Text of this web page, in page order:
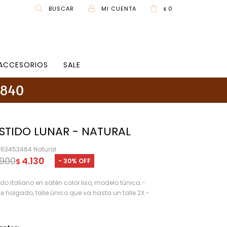
SALE
$ 0
LUNAR - NATURAL
Natural
$ 4.130 30
italiano en satén color liso, modelo túnica.-
holgado, talle único que va hasta un talle 2X.-